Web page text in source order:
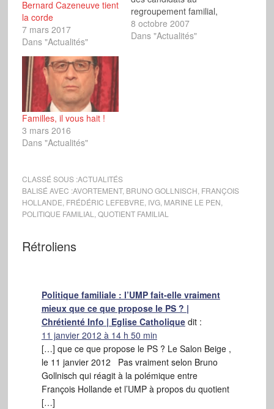
Bernard Cazeneuve tient
la corde
7 mars 2017
Dans "Actualités"
regroupement familial,
François Fillon a suscité
les glapissements des
8 octobre 2007
Dans "Actualités"
Familles, il vous hait !
3 mars 2016
Dans "Actualités"
CLASSÉ SOUS :ACTUALITÉS
BALISÉ AVEC :AVORTEMENT, BRUNO GOLLNISCH FRANÇOIS
HOLLANDE FRÉDÉRIC LEFEBVRE IVG, MARINE LE PEN
POLITIQUE FAMILIAL
QUOTIENT FAMILIAL
Rétroliens
Politique familiale : l’UMP fait-elle vraiment
mieux que ce que propose le PS ? |
Chrétienté Info | Eglise Catholique dit :
11 janvier 2012 à 14 h 50 min
[…] que ce que propose le PS ? Le Salon Beige ,
le 11 janvier 2012 Pas vraiment selon Bruno
Gollnisch qui réagit à la polémique entre
François Hollande et l’UMP à propos du quotient
[…]